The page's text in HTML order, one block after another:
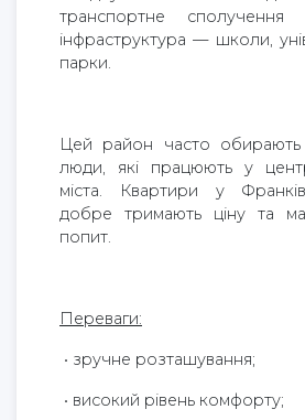
транспортне
інфраструктура — школи,
парки.
Цей район часто обирають
люди, які працюють у
міста. Квартири у
добре тримають ціну та
попит.
Переваги:
• зручне розташування;
• високий рівень комфорту;